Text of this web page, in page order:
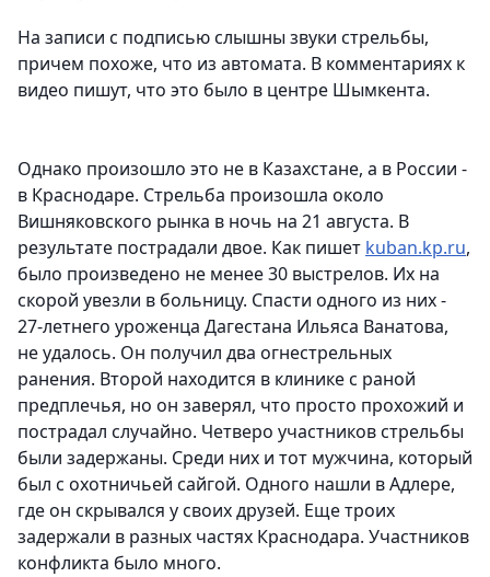
На записи с подписью слышны звуки стрельбы,
причем похоже, что из автомата. В комментариях к
видео пишут, что это было в центре Шымкента.
Однако произошло это не в Казахстане, а в России -
в Краснодаре. Стрельба произошла около
Вишняковского рынка в ночь на 21 августа. В
результате пострадали двое. Как пишет kuban.kp.ru,
было произведено не менее 30 выстрелов. Их на
скорой увезли в больницу. Спасти одного из них -
27-летнего уроженца Дагестана Ильяса Ванатова,
не удалось. Он получил два огнестрельных
ранения. Второй находится в клинике с раной
предплечья, но он заверял, что просто прохожий и
пострадал случайно. Четверо участников стрельбы
были задержаны. Среди них и тот мужчина, который
был с охотничьей сайгой. Одного нашли в Адлере,
где он скрывался у своих друзей. Еще троих
задержали в разных частях Краснодара. Участников
конфликта было много.